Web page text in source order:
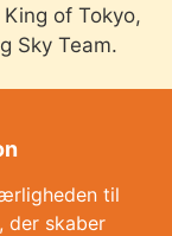
of Tokyo,
Sky Team.
til
der skaber